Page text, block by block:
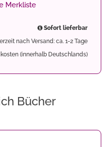
Merkliste
Sofort lieferbar
nach Versand: ca. 1-2 Tage
(innerhalb Deutschlands)
Bücher